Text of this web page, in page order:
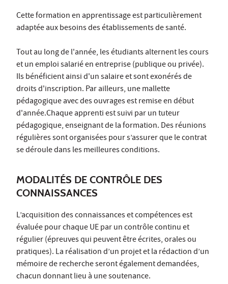
Cette formation en apprentissage est particulièrement
adaptée aux besoins des établissements de santé.
Tout au long de l'année, les étudiants alternent les cours
et un emploi salarié en entreprise (publique ou privée).
Ils bénéficient ainsi d'un salaire et sont exonérés de
droits d'inscription. Par ailleurs, une mallette
pédagogique avec des ouvrages est remise en début
d'année.Chaque apprenti est suivi par un tuteur
pédagogique, enseignant de la formation. Des réunions
régulières sont organisées pour s’assurer que le contrat
se déroule dans les meilleures conditions.
MODALITÉS DE CONTRÔLE DES
CONNAISSANCES
L’acquisition des connaissances et compétences est
évaluée pour chaque UE par un contrôle continu et
régulier (épreuves qui peuvent être écrites, orales ou
pratiques). La réalisation d’un projet et la rédaction d’un
mémoire de recherche seront également demandées,
chacun donnant lieu à une soutenance.